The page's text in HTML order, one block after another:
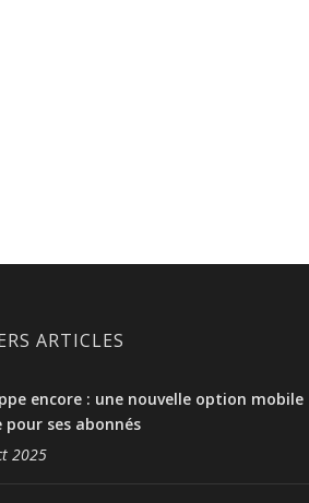
ARTICLES
encore : une nouvelle option mobile
ses abonnés
2025